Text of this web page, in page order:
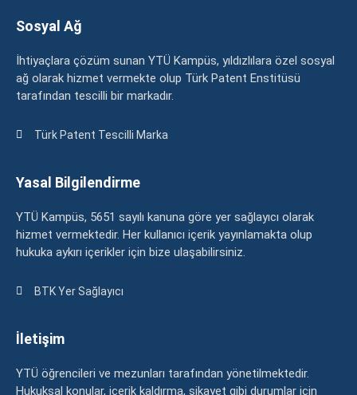
Sosyal Ağ
İhtiyaçlara çözüm sunan YTÜ Kampüs, yıldızlılara özel sosyal
ağ olarak hizmet vermekte olup Türk Patent Enstitüsü
tarafından tescilli bir markadır.
Türk Patent Tescilli Marka
Yasal Bilgilendirme
YTÜ Kampüs, 5651 sayılı kanuna göre yer sağlayıcı olarak
hizmet vermektedir. Her kullanıcı içerik yayınlamakta olup
hukuka aykırı içerikler için bize ulaşabilirsiniz.
BTK Yer Sağlayıcı
İletişim
YTÜ öğrencileri ve mezunları tarafından yönetilmektedir.
Hukuksal konular, içerik kaldırma, şikayet gibi durumlar için